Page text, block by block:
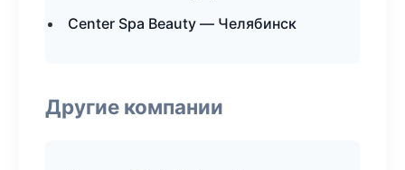
Center Spa Beauty — Челябинск
Другие компании